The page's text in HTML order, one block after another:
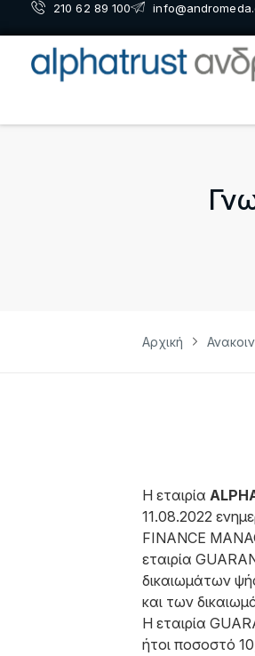
210 62 89 100
Αρχική
Η εταιρία
11.08.2022
FINANCE
εταιρία
δικαιωμάτων
και των
Η εταιρία
ήτοι ποσοστό